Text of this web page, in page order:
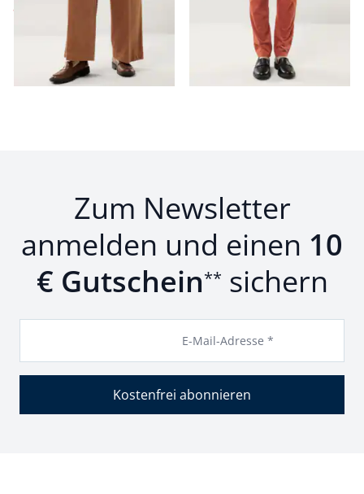
ab (-50%)
Seite 1 geladen. Zeige Produkte 1 bis 12 von 12.
Zum Newsletter
anmelden und einen 10
€ Gutschein** sichern
E-Mail-Adresse *
Kostenfrei abonnieren